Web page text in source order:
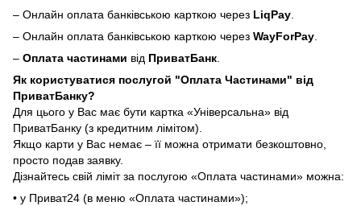
– Онлайн оплата банківською карткою через LiqPay
– Онлайн оплата банківською карткою через WayForPay
– Оплата частинами від ПриватБанк
Як користуватися послугой "Оплата Частинами" від
ПриватБанку?
Для цього у Вас має бути картка «Універсальна» від
ПриватБанку (з кредитним лімітом).
Якщо карти у Вас немає – її можна отримати безкоштовно,
просто подав заявку.
Дізнайтесь свій ліміт за послугою «Оплата частинами» можна:
• у Приват24 (в меню «Оплата частинами»);